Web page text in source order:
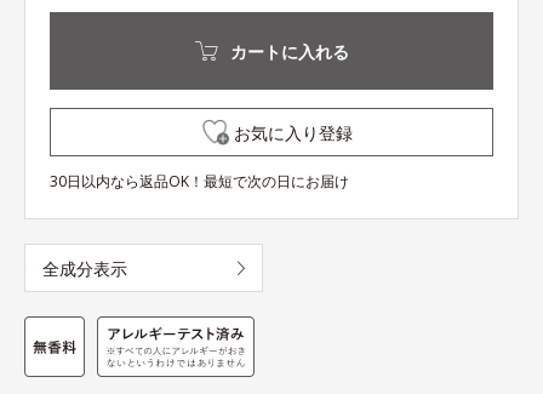
カートに入れる
お気に入り登録
30日以内なら返品OK！最短で次の日にお届け
全成分表示